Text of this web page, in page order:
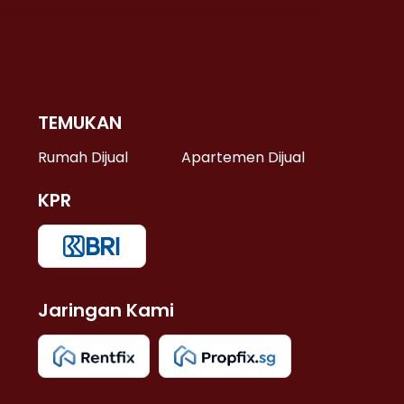
TEMUKAN
Rumah Dijual Apartemen Dijual
KPR
Jaringan Kami